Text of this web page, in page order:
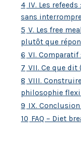
4 IV. Les
sans interrompre
5 V. Les free
plutôt que
6 VI. Comparatif
7 VII. Ce que dit
8 VIII.
philosophie
9 IX.
10 FAQ – Diet